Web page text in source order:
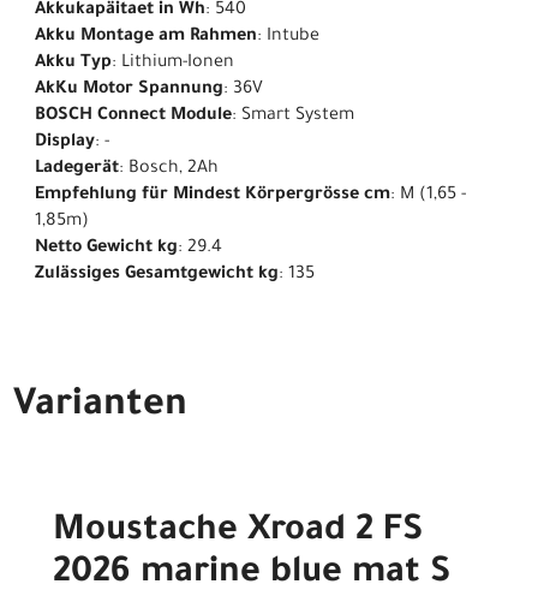
Akkukapäitaet in Wh: 540
Akku Montage am Rahmen: Intube
Akku Typ: Lithium-Ionen
AkKu Motor Spannung: 36V
BOSCH Connect Module: Smart System
Display: -
Ladegerät: Bosch, 2Ah
Empfehlung für Mindest Körpergrösse cm: M (1,65 -
1,85m)
Netto Gewicht kg: 29.4
Zulässiges Gesamtgewicht kg: 135
Varianten
Moustache Xroad 2 FS
2026 marine blue mat S